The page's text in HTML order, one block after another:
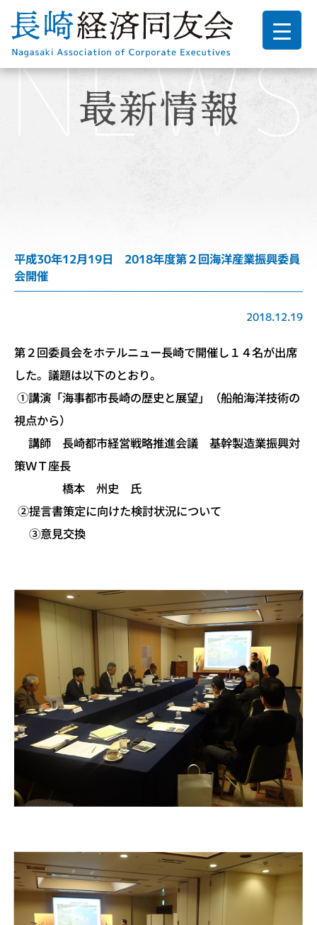
平成30年12月19日 2018年度第２回海洋産業振興委員
会開催
2018.12.19
第２回委員会をホテルニュー長崎で開催し１４名が出席
した。議題は以下のとおり。
①講演「海事都市長崎の歴史と展望」（船舶海洋技術の
視点から）
講師 長崎都市経営戦略推進会議 基幹製造業振興対
策ＷＴ座長
橋本 州史 氏
②提言書策定に向けた検討状況について
③意見交換